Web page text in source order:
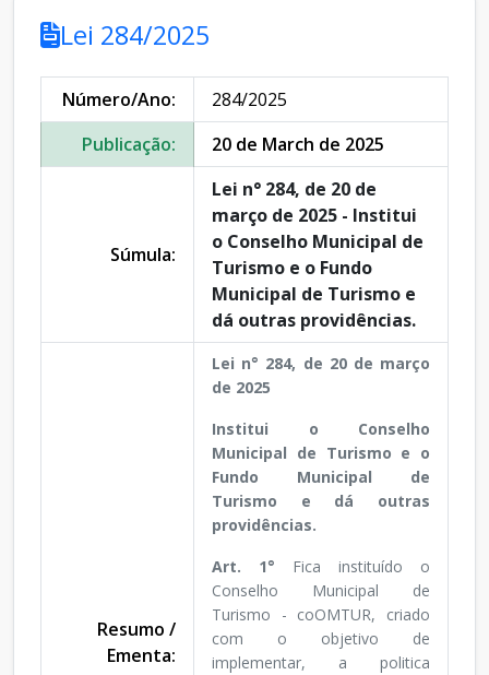
Lei 284/2025
Número/Ano:
284/2025
Publicação:
20 de March de 2025
Súmula:
Lei n° 284, de 20 de
março de 2025 - Institui
o Conselho Municipal de
Turismo e o Fundo
Municipal de Turismo e
dá outras providências.
Resumo /
Ementa:
Lei n° 284, de 20 de março
de 2025
Institui o Conselho
Municipal de Turismo e o
Fundo Municipal de
Turismo e dá outras
providências.
Art. 1° Fica instituído o
Conselho Municipal de
Turismo - coOMTUR, criado
com o objetivo de
implementar, a politica